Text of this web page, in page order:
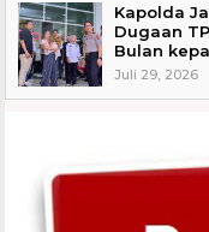
Kapolda
Dugaan
Bulan
Juli 29, 2026